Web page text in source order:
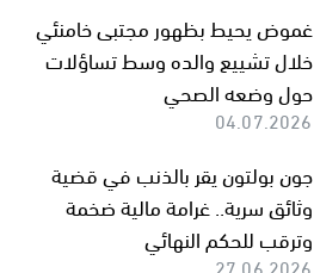
غموض يحيط بظهور مجتبى خامنئي
خلال تشييع والده وسط تساؤلات
حول وضعه الصحي
04.07.2026
جون بولتون يقر بالذنب في قضية
وثائق سرية.. غرامة مالية ضخمة
وترقب للحكم النهائي